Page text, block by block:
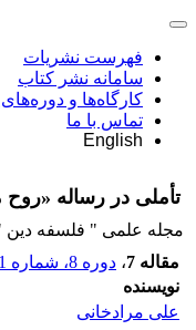
فهرست نشریات
سامانه نشر کتاب
کارگاه‌ها و
تماس با ما
English
تأملی در رساله
مجله علمی " فلسفه دین
مقاله 7
، دوره 8، شماره 11 - شماره پیاپی 1164351
نویسنده
علی مرادخانی